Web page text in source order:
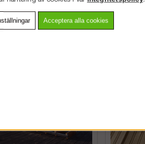
Andra köpte även
Acceptera alla cookies
PRIVAT ELLER FÖRETAG NEDAN.